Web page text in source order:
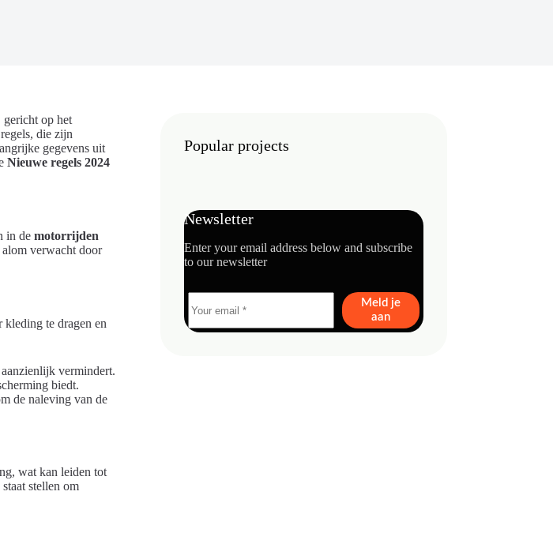
op het
die zijn
gegevens uit
Nieuwe regels 2024
in de motorrijden
verwacht door
te dragen en
vermindert.
biedt.
de naleving van de
wat kan leiden tot
stellen om
Popular projects
Newsletter
Enter your email address below and subscribe
to our newsletter
Meld je
aan